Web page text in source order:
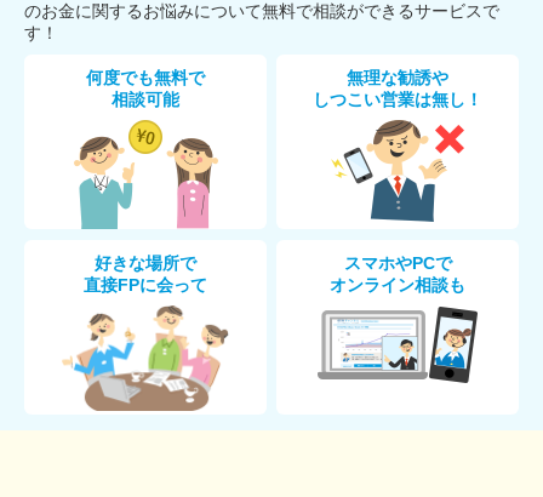
のお金に関するお悩みについて無料で相談ができるサービスで
す！
何度でも無料で
相談可能
無理な勧誘や
しつこい営業は無し！
好きな場所で
直接FPに会って
スマホやPCで
オンライン相談も